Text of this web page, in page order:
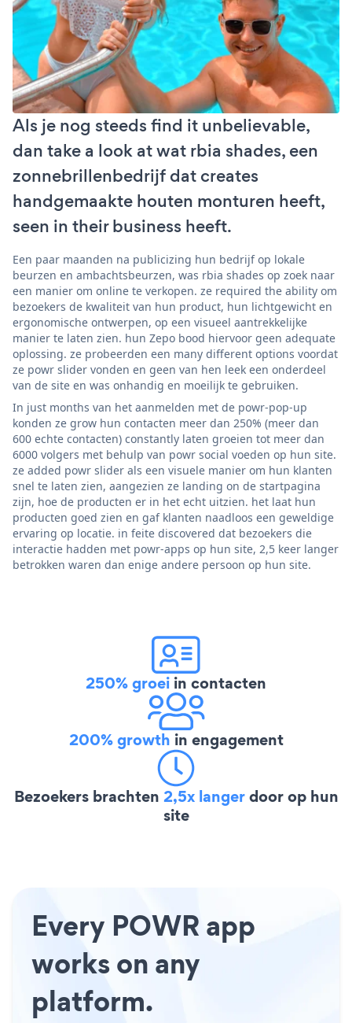
Als je nog steeds find it unbelievable,
dan take a look at wat rbia shades, een
zonnebrillenbedrijf dat creates
handgemaakte houten monturen heeft,
seen in their business heeft.
Een paar maanden na publicizing hun bedrijf op lokale
beurzen en ambachtsbeurzen, was rbia shades op zoek naar
een manier om online te verkopen. ze required the ability om
bezoekers de kwaliteit van hun product, hun lichtgewicht en
ergonomische ontwerpen, op een visueel aantrekkelijke
manier te laten zien. hun Zepo bood hiervoor geen adequate
oplossing. ze probeerden een many different options voordat
ze powr slider vonden en geen van hen leek een onderdeel
van de site en was onhandig en moeilijk te gebruiken.
In just months van het aanmelden met de powr-pop-up
konden ze grow hun contacten meer dan 250% (meer dan
600 echte contacten) constantly laten groeien tot meer dan
6000 volgers met behulp van powr social voeden op hun site.
ze added powr slider als een visuele manier om hun klanten
snel te laten zien, aangezien ze landing on de startpagina
zijn, hoe de producten er in het echt uitzien. het laat hun
producten goed zien en gaf klanten naadloos een geweldige
ervaring op locatie. in feite discovered dat bezoekers die
interactie hadden met powr-apps op hun site, 2,5 keer langer
betrokken waren dan enige andere persoon op hun site.
250% groei in contacten
200% growth in engagement
Bezoekers brachten 2,5x langerdoor op hun
site
Every POWR app
works on any
platform.